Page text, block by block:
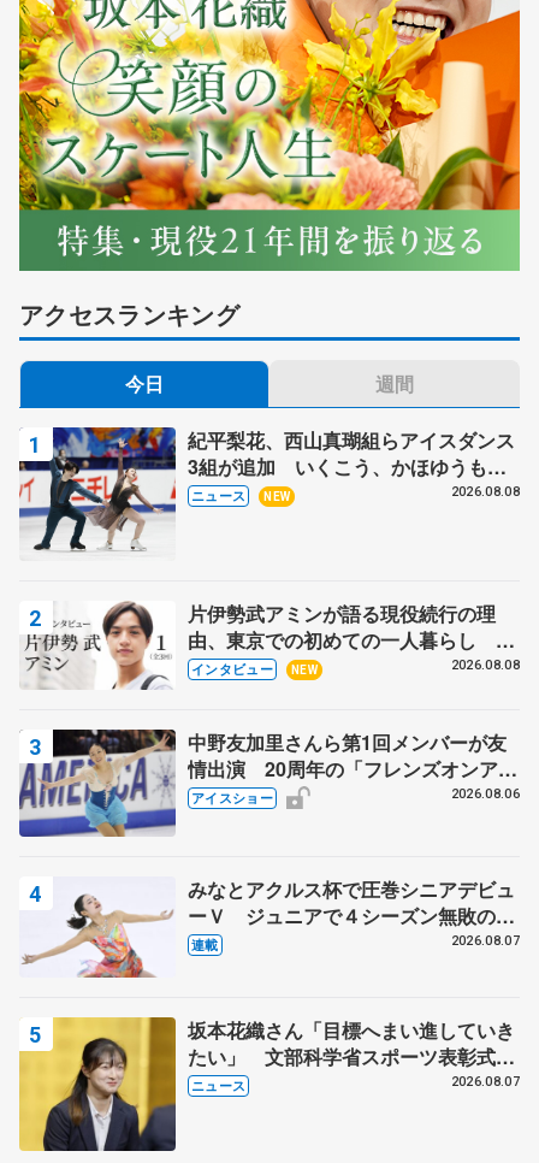
アクセスランキング
今日 週間
紀平梨花、西山真瑚組らアイスダンス
3組が追加 いくこう、かほゆうも、
木下グループ杯
ニュース NEW 2026.08.08
片伊勢武アミンが語る現役続行の理
由、東京での初めての一人暮らし 注
目スケーターの「今」に迫る
インタビュー NEW 2026.08.08
中野友加里さんら第1回メンバーが友
情出演 20周年の「フレンズオンアイ
ス」 宮本賢二さん、有川梨絵さん、
アイスショー 2026.08.06
みなとアクルス杯で圧巻シニアデビュ
ーＶ ジュニアで４シーズン無敗の島
田麻央
連載 2026.08.07
坂本花織さん「目標へまい進していき
たい」 文部科学省スポーツ表彰式で
代表謝辞
ニュース 2026.08.07